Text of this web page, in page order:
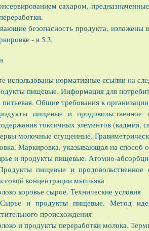
сахаром,
безопасность продукта, изложены
- в 5.3.
использованы нормативные ссылки на
пищевые. Информация для
Общие требования к
пищевые и продовольственное
токсичных элементов (кадмия,
молочные сгущенные.
Маркировка, указывающая на способ
и продукты пищевые. Атомно-
пищевые и продовольственное
концентрации мышьяка
коровье сырое. Технические условия
и продукты пищевые. Метод
происхождения
и продукты переработки молока.